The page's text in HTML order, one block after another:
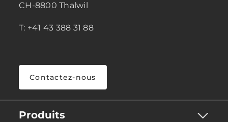
CH-8800 Thalwil
T: +41 43 388 31 88
Contactez-nous
Produits